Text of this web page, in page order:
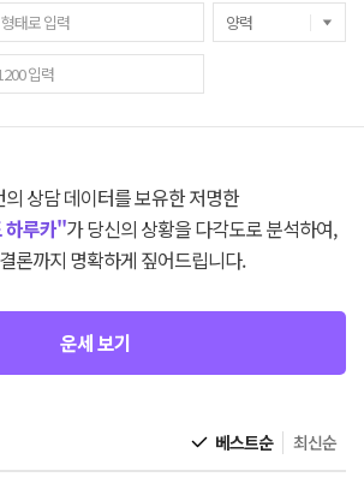
의 상담 데이터를 보유한 저명한
하루카"가 당신의 상황을 다각도로 분석하여,
론까지 명확하게 짚어드립니다.
운세 보기
베스트순 최신순